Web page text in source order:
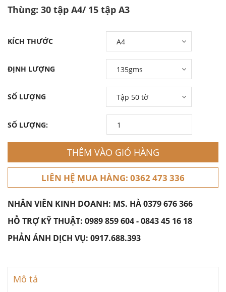
Thùng: 30 tập A4/ 15 tập A3
KÍCH THƯỚC
ĐỊNH LƯỢNG
SỐ LƯỢNG
SỐ LƯỢNG:
THÊM VÀO GIỎ HÀNG
LIÊN HỆ MUA HÀNG: 0362 473 336
NHÂN VIÊN KINH DOANH: MS. HÀ0379 676 366
HỖ TRỢ KỸ THUẬT: 0989 859 604-0843 45 16 18
PHẢN ÁNH DỊCH VỤ: 0917.688.393
Mô tả